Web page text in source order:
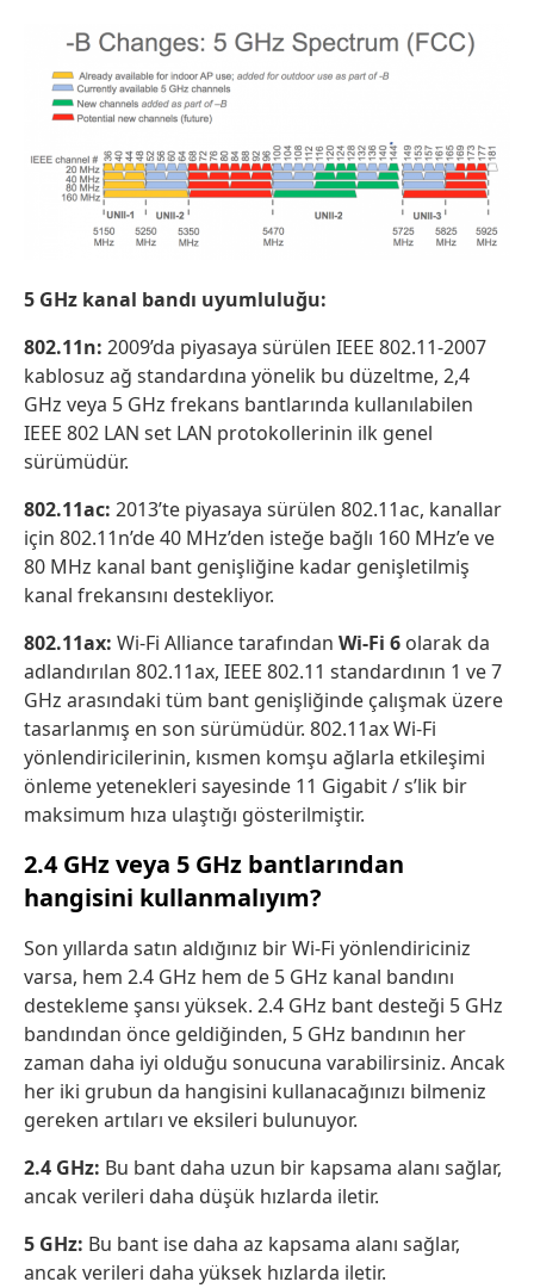
5 GHz kanal bandı uyumluluğu:
802.11n: 2009’da piyasaya sürülen IEEE 802.11-2007
kablosuz ağ standardına yönelik bu düzeltme, 2,4
GHz veya 5 GHz frekans bantlarında kullanılabilen
IEEE 802 LAN set LAN protokollerinin ilk genel
sürümüdür.
802.11ac: 2013’te piyasaya sürülen 802.11ac, kanallar
için 802.11n’de 40 MHz’den isteğe bağlı 160 MHz’e ve
80 MHz kanal bant genişliğine kadar genişletilmiş
kanal frekansını destekliyor.
802.11ax: Wi-Fi Alliance tarafından Wi-Fi 6 olarak da
adlandırılan 802.11ax, IEEE 802.11 standardının 1 ve 7
GHz arasındaki tüm bant genişliğinde çalışmak üzere
tasarlanmış en son sürümüdür. 802.11ax Wi-Fi
yönlendiricilerinin, kısmen komşu ağlarla etkileşimi
önleme yetenekleri sayesinde 11 Gigabit / s’lik bir
maksimum hıza ulaştığı gösterilmiştir.
2.4 GHz veya 5 GHz bantlarından
hangisini kullanmalıyım?
Son yıllarda satın aldığınız bir Wi-Fi yönlendiriciniz
varsa, hem 2.4 GHz hem de 5 GHz kanal bandını
destekleme şansı yüksek. 2.4 GHz bant desteği 5 GHz
bandından önce geldiğinden, 5 GHz bandının her
zaman daha iyi olduğu sonucuna varabilirsiniz. Ancak
her iki grubun da hangisini kullanacağınızı bilmeniz
gereken artıları ve eksileri bulunuyor.
2.4 GHz: Bu bant daha uzun bir kapsama alanı sağlar,
ancak verileri daha düşük hızlarda iletir.
5 GHz: Bu bant ise daha az kapsama alanı sağlar,
ancak verileri daha yüksek hızlarda iletir.